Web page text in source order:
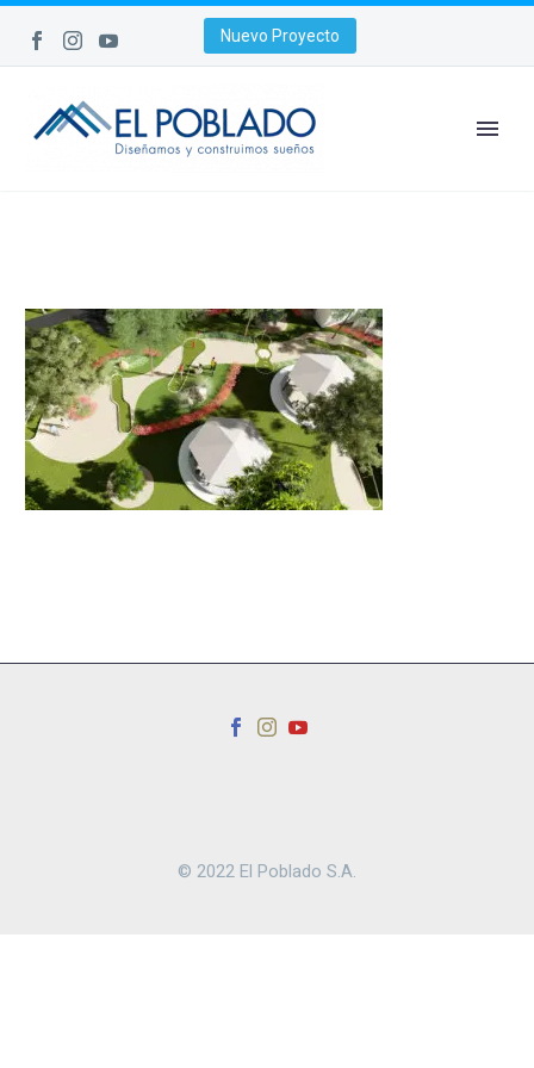
Nuevo Proyecto
© 2022 El Poblado S.A.